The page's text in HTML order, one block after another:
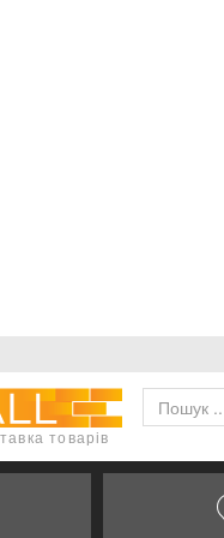
товарів